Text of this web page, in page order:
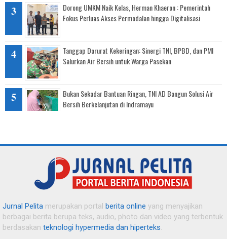
Dorong UMKM Naik Kelas, Herman Khaeron : Pemerintah
Fokus Perluas Akses Permodalan hingga Digitalisasi
Tanggap Darurat Kekeringan: Sinergi TNI, BPBD, dan PMI
Salurkan Air Bersih untuk Warga Pasekan
Bukan Sekadar Bantuan Ringan, TNI AD Bangun Solusi Air
Bersih Berkelanjutan di Indramayu
Kompak "Ngobor Tikus" demi Amankan Padi Muda
Senyum Warga Karang Malang, Krangkeng Kembali
Mengembang Usai Diguyur Air Bersih Bantuan Kodim 0616
Indramayu
Bekali Warga Binaan dengan Keterampilan, Lapas Indramayu
Gelar Pelatihan Budidaya dan Olahan Jamur Tiram
Jurnal Pelita merupakan portal berita online yang menyajikan
berbagai berita berupa teks, audio, photo dan video yang terbentuk
berdasakan teknologi hypermedia dan hiperteks